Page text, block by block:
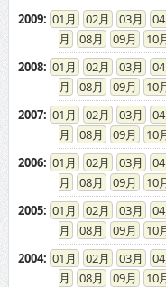
2009: 01 02 03 04
08
09 10
2008: 01 02 03 04
08
09 10
2007: 01 02 03 04
08
09 10
2006: 01 02 03 04
08
09 10
2005: 01 02 03 04
08
09 10
2004: 01 02 03 04
08
09 10